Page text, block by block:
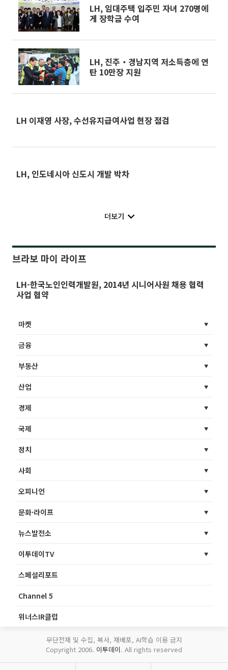
LH, 임대주택 입주민 자녀 270명에
게 장학금 수여
LH, 진주‧경남지역 저소득층에 연
탄 10만장 지원
LH 이재영 사장, 수선유지급여사업 현장 점검
LH, 인도네시아 신도시 개발 박차
더보기
브라보 마이 라이프
LH-한국노인인력개발원, 2014년 시니어사원 채용 협력
사업 협약
마켓
금융
부동산
산업
경제
국제
정치
사회
오피니언
문화·라이프
뉴스발전소
이투데이TV
스페셜리포트
Channel 5
위너스IR클럽
무단전재 및 수집, 복사, 재배포, AI학습 이용 금지
Copyright 2006. 이투데이. All rights reserved